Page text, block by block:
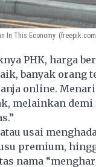
In This Economy
PHK, harga
banyak orang
online.
melainkan
usai
premium,
nama